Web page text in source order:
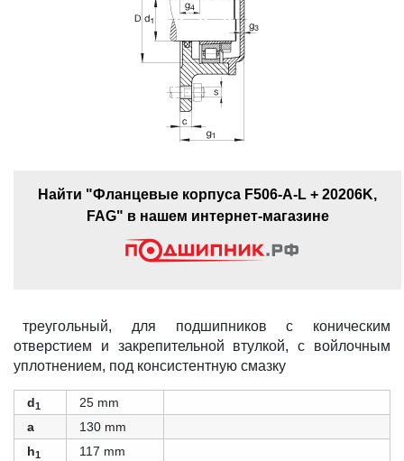
Найти "Фланцевые корпуса F506-A-L + 20206K,
FAG" в нашем интернет-магазине
треугольный, для подшипников с коническим
отверстием и закрепительной втулкой, с войлочным
уплотнением, под консистентную смазку
d1
25 mm
a
130 mm
h1
117 mm